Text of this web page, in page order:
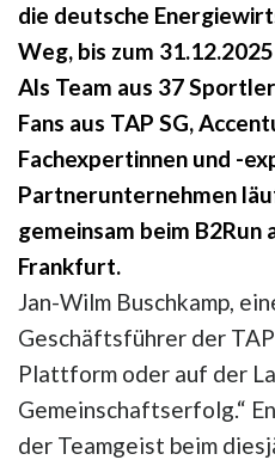
die deutsche
Weg, bis zum
Als Team aus 37
Fans aus TAP SG,
Fachexpertinnen und -
Partnerunternehmen
gemeinsam beim B2Run
Frankfurt.
Jan-Wilm Buschkamp,
Geschäftsführer der TAP
Plattform oder auf der
Gemeinschaftserfolg.“
der Teamgeist beim